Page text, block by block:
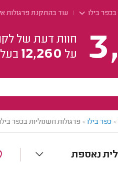
בכפר בילו עוד בהתקנת פרגולות
חוות דעת של
על 12,260
> כפר בילו > פרגולות חשמליות בכפר בילו
נאספת